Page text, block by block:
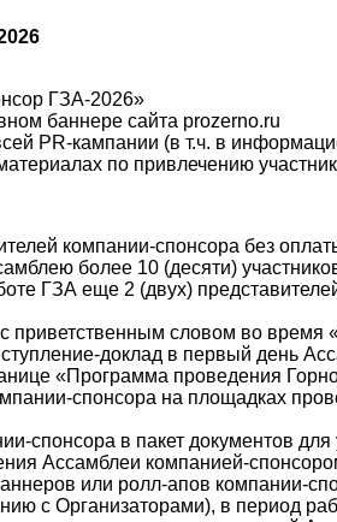
ГЗА-2026»
баннере сайта prozerno.ru
PR-кампании (в т.ч. в
по привлечению
компании-спонсора без
более 10 (десяти)
ГЗА еще 2 (двух)
приветственным словом во время
доклад в первый день
«Программа проведения
спонсора на площадках
спонсора в пакет документов
Ассамблеи компанией-
или ролл-апов компании-
с Организаторами), в период